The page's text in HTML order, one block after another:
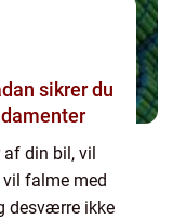
sikrer du
af din bil, vil
falme med
desværre ikke